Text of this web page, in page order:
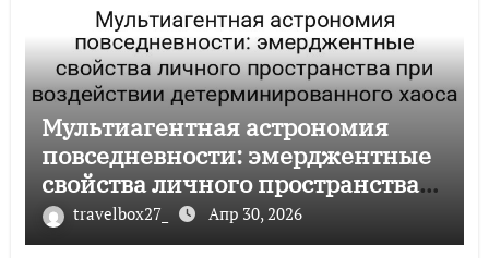
Мультиагентная астрономия
повседневности: эмерджентные
свойства личного пространства
при воздействии
детерминированного хаоса
travelbox27_ Апр 30, 2026